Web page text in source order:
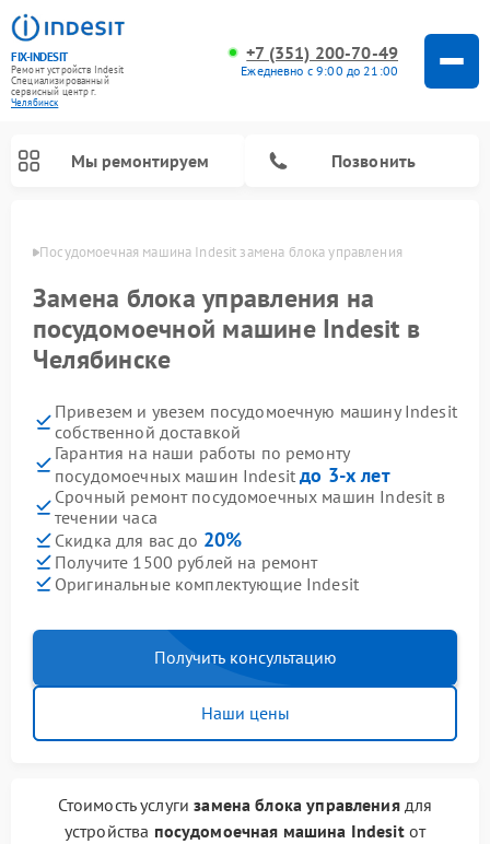
FIX-INDESIT
Ремонт устройств Indesit
Специализированный
cервисный центр г.
Челябинск
+7 (351) 200-70-49
Ежедневно с 9:00 до 21:00
Мы ремонтируем Позвонить
Посудомоечная машина Indesit замена блока управления
Замена блока управления на
посудомоечной машине Indesit в
Челябинске
Привезем и увезем посудомоечную машину Indesit
собственной доставкой
Гарантия на наши работы по ремонту
посудомоечных машин Indesitдо 3-х лет
Срочный ремонт посудомоечных машин Indesit в
течении часа
Скидка для вас до 20%
Получите 1500 рублей на ремонт
Оригинальные комплектующие Indesit
Получить консультацию
Наши цены
Стоимость услугизамена блока управлениядля
устройства посудомоечная машина Indesitот